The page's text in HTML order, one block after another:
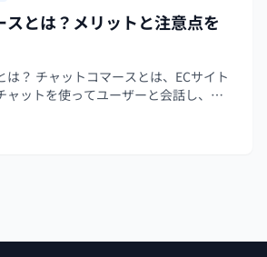
スとは？メリットと注意点を
は？ チャットコマースとは、ECサイト
ャットを使ってユーザーと会話し、商
メッセンジャーのようなアプリを活用